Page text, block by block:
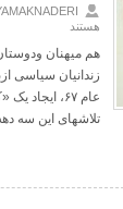
هستند
زندانیان سیاسی
تلاشهای این سه